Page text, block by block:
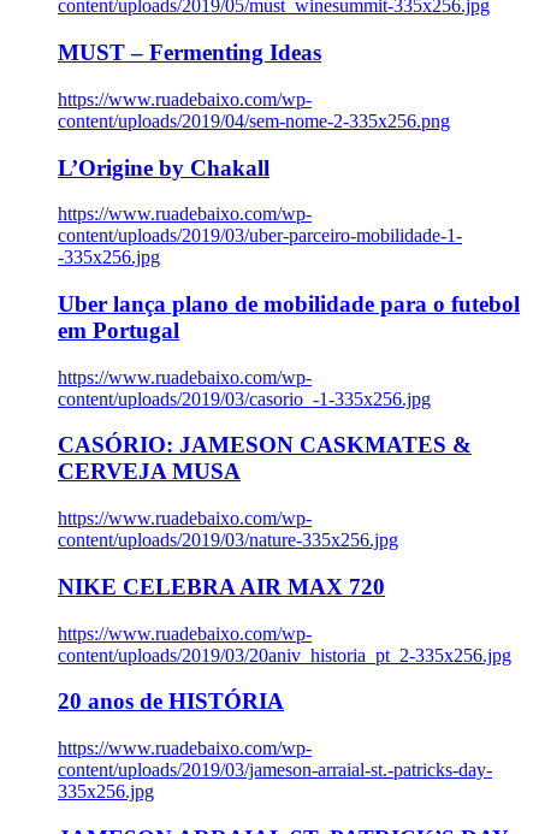
content/uploads/2019/05/must_winesummit-335x256.jpg
MUST – Fermenting Ideas
https://www.ruadebaixo.com/wp-
content/uploads/2019/04/sem-nome-2-335x256.png
L’Origine by Chakall
https://www.ruadebaixo.com/wp-
content/uploads/2019/03/uber-parceiro-mobilidade-1-
-335x256.jpg
Uber lança plano de mobilidade para o futebol
em Portugal
https://www.ruadebaixo.com/wp-
content/uploads/2019/03/casorio_-1-335x256.jpg
CASÓRIO: JAMESON CASKMATES &
CERVEJA MUSA
https://www.ruadebaixo.com/wp-
content/uploads/2019/03/nature-335x256.jpg
NIKE CELEBRA AIR MAX 720
https://www.ruadebaixo.com/wp-
content/uploads/2019/03/20aniv_historia_pt_2-335x256.jpg
20 anos de HISTÓRIA
https://www.ruadebaixo.com/wp-
content/uploads/2019/03/jameson-arraial-st.-patricks-day-
335x256.jpg